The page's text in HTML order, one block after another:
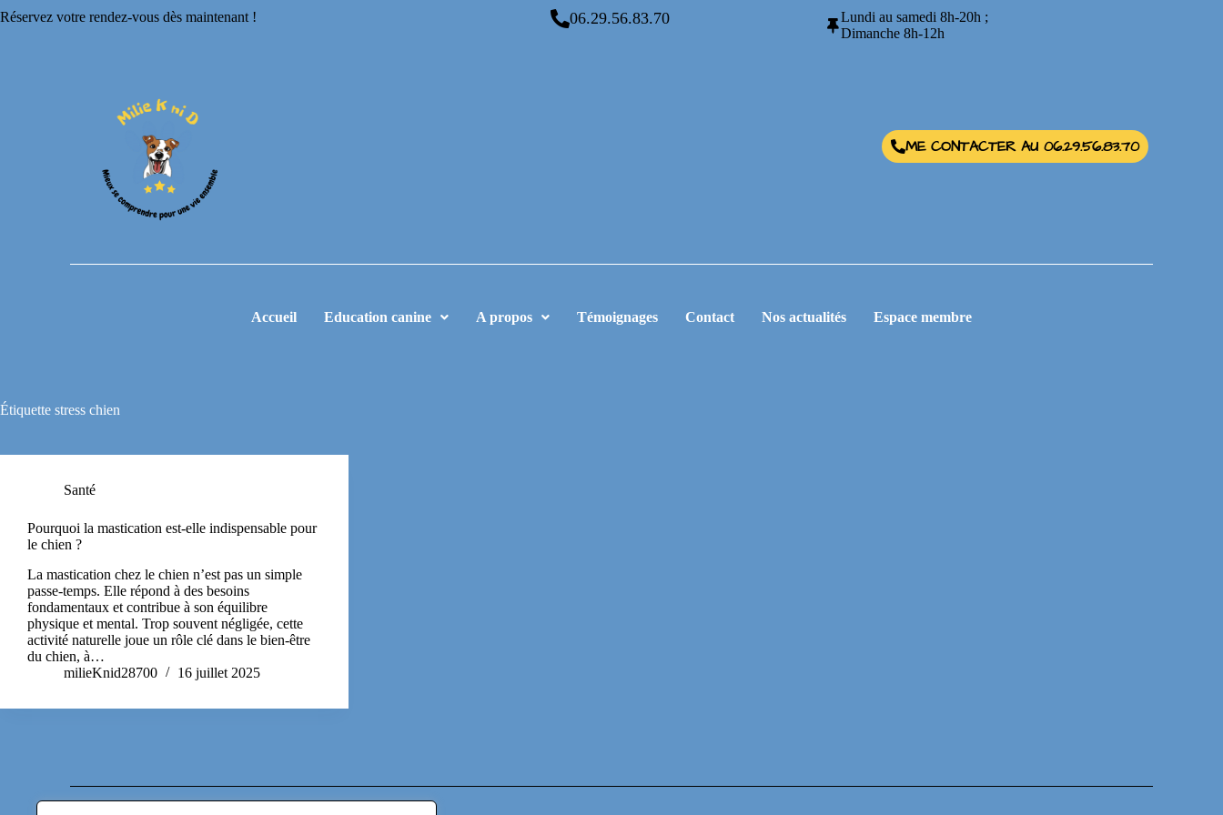
Réservez votre rendez-vous dès maintenant ! 06.29.56.83.70
Lundi au samedi 8h-20h ;
Dimanche 8h-12h
ME CONTACTER AU 06.29.56.83.70
Accueil Education canine A propos Témoignages Contact Nos actualités Espace membre
Étiquette stress chien
Santé
Pourquoi la mastication est-elle indispensable pour
le chien ?
La mastication chez le chien n’est pas un simple
passe-temps. Elle répond à des besoins
fondamentaux et contribue à son équilibre
physique et mental. Trop souvent négligée, cette
activité naturelle joue un rôle clé dans le bien-être
du chien, à…
milieKnid28700
16 juillet 2025